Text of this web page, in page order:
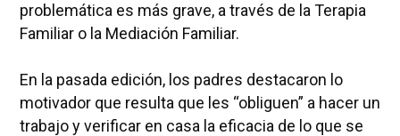
problemática es más grave, a través de la Terapia
Familiar o la Mediación Familiar.
En la pasada edición, los padres destacaron lo
motivador que resulta que les “obliguen” a hacer un
trabajo y verificar en casa la eficacia de lo que se